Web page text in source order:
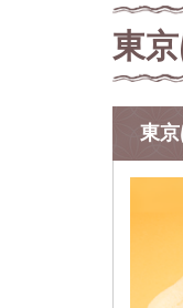
東
東